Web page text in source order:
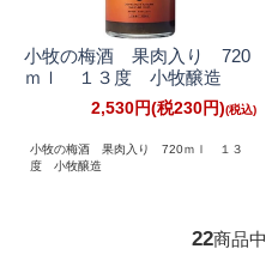
小牧の梅酒 果肉入り 720
ｍｌ １３度 小牧醸造
2,530円(税230円)
小牧の梅酒 果肉入り 720ｍｌ １３
度 小牧醸造
22商品中